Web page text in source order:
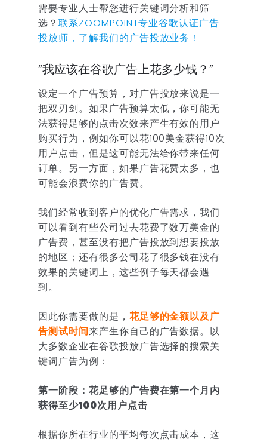
需要专业人士帮您进行关键词分析和筛
选？ 联系ZOOMPOINT专业谷歌认证广告
投放师，了解我们的广告投放业务！
“我应该在谷歌广告上花多少钱？”
设定一个广告预算，对广告投放来说是一
把双刃剑。如果广告预算太低，你可能无
法获得足够的点击次数来产生有效的用户
购买行为，例如你可以花100美金获得10次
用户点击，但是这可能无法给你带来任何
订单。另一方面，如果广告花费太多，也
可能会浪费你的广告费。
我们经常收到客户的优化广告需求，我们
可以看到有些公司过去花费了数万美金的
广告费，甚至没有把广告投放到想要投放
的地区；还有很多公司花了很多钱在没有
效果的关键词上，这些例子每天都会遇
到。
因此你需要做的是， 花足够的金额以及广
告测试时间来产生你自己的广告数据。以
大多数企业在谷歌投放广告选择的搜索关
键词广告为例：
第一阶段：花足够的广告费在第一个月内
获得至少100次用户点击
根据你所在行业的平均每次点击成本，这